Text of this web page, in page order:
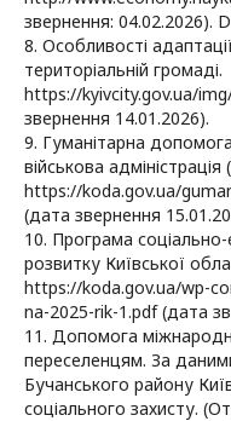
звернення: 04.02.2026).
8. Особливості
територіальній громаді.
https://kyivcity.gov.ua/
звернення 14.01.2026).
9. Гуманітарна
військова
https://koda.gov.ua/
(дата звернення
10. Програма
розвитку Київської
https://koda.gov.ua/wp-
na-2025-rik-1.pdf (дата
11. Допомога
переселенцям. За
Бучанського району
соціального захисту.